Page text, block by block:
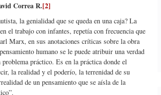
Correa R.[2]
la genialidad que se queda en una caja? La
el trabajo con infantes, repetía con frecuencia que
Marx, en sus anotaciones críticas sobre la obra
humano se le puede atribuir una verdad
práctico. Es en la práctica donde el
la realidad y el poderío, la terrenidad de su
de un pensamiento que se aísla de la